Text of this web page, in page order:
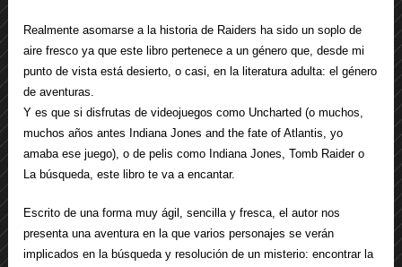
Realmente asomarse a la historia de Raiders ha sido un soplo de
aire fresco ya que este libro pertenece a un género que, desde mi
punto de vista está desierto, o casi, en la literatura adulta: el género
de aventuras.
Y es que si disfrutas de videojuegos como Uncharted (o muchos,
muchos años antes Indiana Jones and the fate of Atlantis, yo
amaba ese juego), o de pelis como Indiana Jones, Tomb Raider o
La búsqueda, este libro te va a encantar.
Escrito de una forma muy ágil, sencilla y fresca, el autor nos
presenta una aventura en la que varios personajes se verán
implicados en la búsqueda y resolución de un misterio: encontrar la